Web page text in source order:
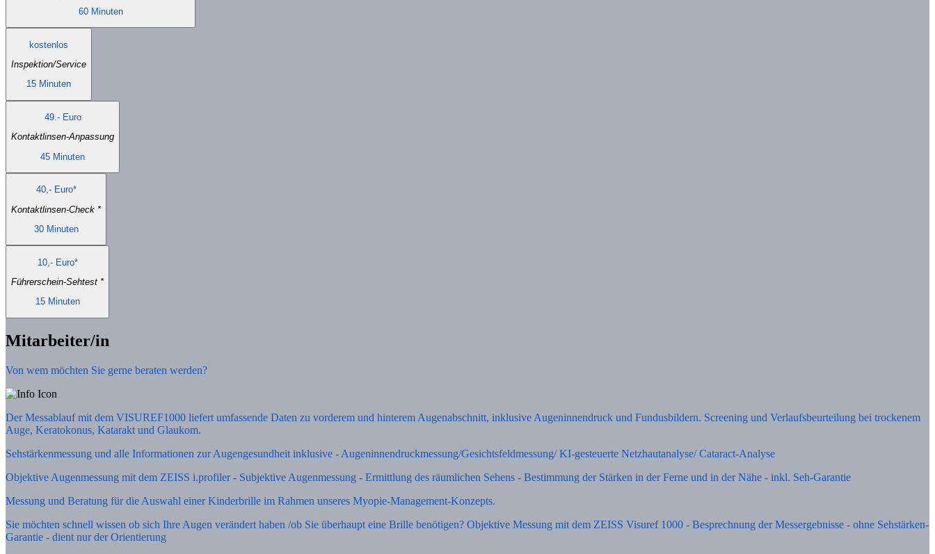
60 Minuten
kostenlos
Inspektion/Service
15 Minuten
49.- Euro
Kontaktlinsen-Anpassung
45 Minuten
40,- Euro*
Kontaktlinsen-Check *
30 Minuten
10,- Euro*
Führerschein-Sehtest *
15 Minuten
Mitarbeiter/in
Von wem möchten Sie gerne beraten werden?
Der Messablauf mit dem VISUREF1000 liefert umfassende Daten zu vorderem und hinterem Augenabschnitt, inklusive Augeninnendruck und Fundusbildern. Screening und Verlaufsbeurteilung bei trockenem
Auge, Keratokonus, Katarakt und Glaukom.
Sehstärkenmessung und alle Informationen zur Augengesundheit inklusive - Augeninnendruckmessung/Gesichtsfeldmessung/ KI-gesteuerte Netzhautanalyse/ Cataract-Analyse
Objektive Augenmessung mit dem ZEISS i.profiler - Subjektive Augenmessung - Ermittlung des räumlichen Sehens - Bestimmung der Stärken in der Ferne und in der Nähe - inkl. Seh-Garantie
Messung und Beratung für die Auswahl einer Kinderbrille im Rahmen unseres Myopie-Management-Konzepts.
Sie möchten schnell wissen ob sich Ihre Augen verändert haben /ob Sie überhaupt eine Brille benötigen? Objektive Messung mit dem ZEISS Visuref 1000 - Besprechnung der Messergebnisse - ohne Sehstärken-
Garantie - dient nur der Orientierung